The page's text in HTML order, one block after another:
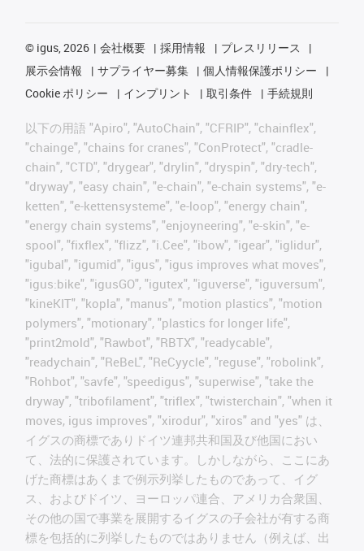
© igus, 2026 会社概要 採用情報
プレスリリース
展示会情報
サプライヤー募集
個人情報保護ポリシー
Cookie ポリシー
インプリント 取引条件 手続規則
以下の用語 "Apiro", "AutoChain", "CFRIP", "chainflex",
"chainge", "chains for cranes", "ConProtect", "cradle-
chain", "CTD", "drygear", "drylin", "dryspin", "dry-tech",
"dryway", "easy chain", "e-chain", "e-chain systems", "e-
ketten", "e-kettensysteme", "e-loop", "energy chain",
"energy chain systems", "enjoyneering", "e-skin", "e-
spool", "fixflex", "flizz", "i.Cee", "ibow", "igear", "iglidur",
"igubal", "igumid", "igus", "igus improves what moves",
"igus:bike", "igusGO", "igutex", "iguverse", "iguversum",
"kineKIT", "kopla", "manus", "motion plastics", "motion
polymers", "motionary", "plastics for longer life",
"print2mold", "Rawbot", "RBTX", "readycable",
"readychain", "ReBeL", "ReCyycle", "reguse", "robolink",
"Rohbot", "savfe", "speedigus", "superwise", "take the
dryway", "tribofilament", "triflex", "twisterchain", "when it
moves, igus improves", "xirodur", "xiros" and "yes" は、
イグスの商標でありドイツ連邦共和国及び他国におい
て、法的に保護されています。しかしながら、ここにあ
げた商標はあくまで例示列挙したものであって、イグ
ス、およびドイツ、ヨーロッパ連合、アメリカ合衆国、
その他の国で事業を展開するイグスの子会社が有する商
標を包括的に列挙したものではありません（例えば、出